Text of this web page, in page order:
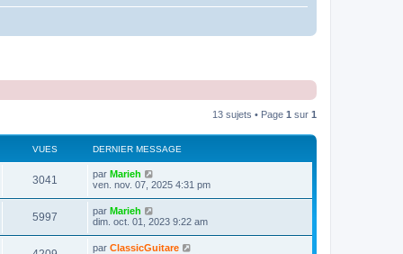
13 sujets • Page 1 sur 1
VUES DERNIER MESSAGE
3041
u
D
e
i
e
r
m
par Marieh
ven. nov. 07, 2025 4:31 pm
5997
u
D
e
par Marieh
dim. oct. 01, 2023 9:22 am
D
par ClassicGuitare